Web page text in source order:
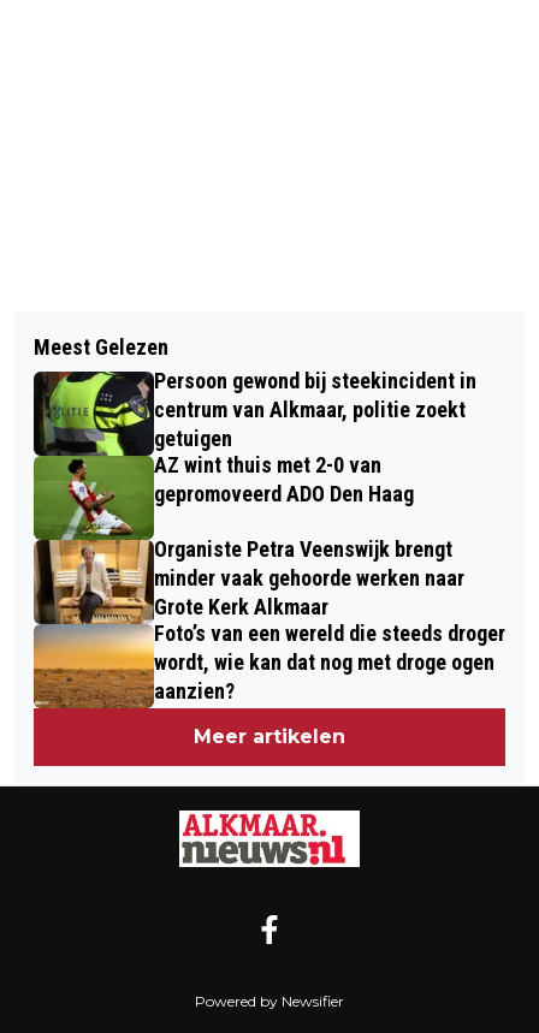
VAARTOCHT NAAR
BOERENLANDVOGELS IN
EILANDSPOLDER
HIERDOOR ZAKKEN VEEL MENSEN
VOOR HUN PRAKTIJKEXAMEN
Meest Gelezen
Persoon gewond bij steekincident in
centrum van Alkmaar, politie zoekt
getuigen
AZ wint thuis met 2-0 van
gepromoveerd ADO Den Haag
Organiste Petra Veenswijk brengt
minder vaak gehoorde werken naar
Grote Kerk Alkmaar
Foto’s van een wereld die steeds droger
wordt, wie kan dat nog met droge ogen
aanzien?
Meer artikelen
Powered by Newsifier